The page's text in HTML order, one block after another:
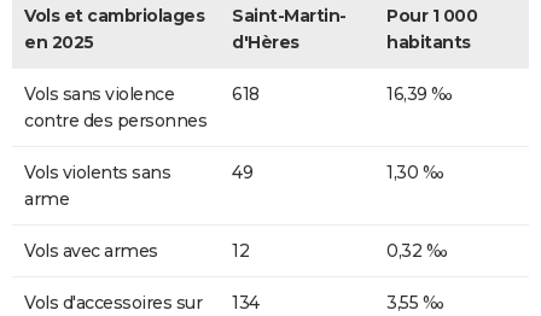
Vols et cambriolages
en 2025
Saint-Martin-
d'Hères
Pour 1 000
habitants
Vols sans violence
contre des personnes
618 16,39 ‰
Vols violents sans
arme
49 1,30 ‰
Vols avec armes 12 0,32 ‰
Vols d'accessoires sur
134 3,55 ‰